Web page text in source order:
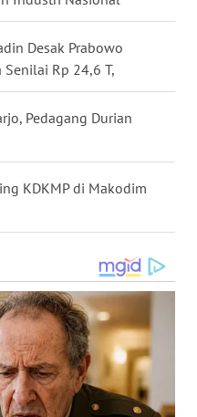
Desak Prabowo
Rp 24,6 T,
Pedagang Durian
KDKMP di Makodim